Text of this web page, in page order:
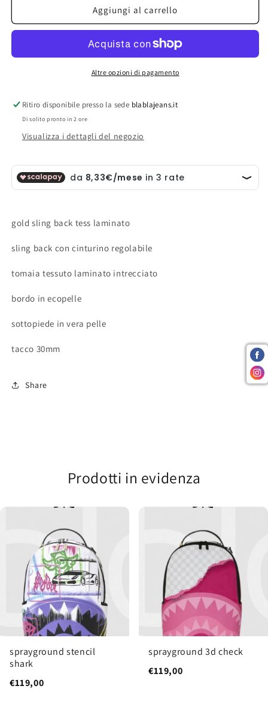
sling
laminato
gold
sling
tess
laminato
Aggiungi al carrello
Altre opzioni di pagamento
Ritiro disponibile presso la sede blablajeans.it
Di solito pronto in 2 ore
Visualizza i dettagli del negozio
gold sling back tess laminato
sling back con cinturino regolabile
tomaia tessuto laminato intrecciato
bordo in ecopelle
sottopiede in vera pelle
tacco 30mm
Share
Prodotti in evidenza
sprayground stencil
shark
€119,00
sprayground 3d check
€119,00